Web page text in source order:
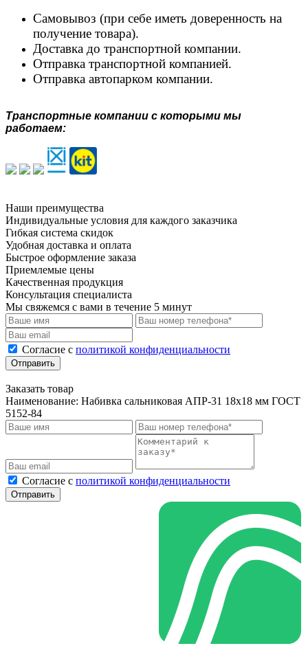
Самовывоз (при себе иметь доверенность на
получение товара).
Доставка до транспортной компании.
Отправка транспортной компанией.
Отправка автопарком компании.
Транспортные компании с которыми мы
работаем:
Наши преимущества
Индивидуальные условия для каждого заказчика
Гибкая система скидок
Удобная доставка и оплата
Быстрое оформление заказа
Приемлемые цены
Качественная продукция
Консультация специалиста
Мы свяжемся с вами в течение 5 минут
Cогласие с политикой конфиденциальности
Отправить
Заказать товар
Наименование: Набивка сальниковая АПР-31 18х18 мм ГОСТ
5152-84
Cогласие с политикой конфиденциальности
Отправить